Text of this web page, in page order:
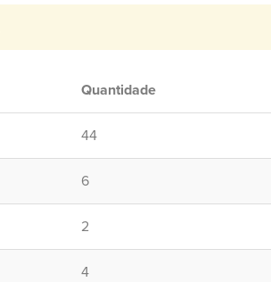
Quantidade
44
6
2
4